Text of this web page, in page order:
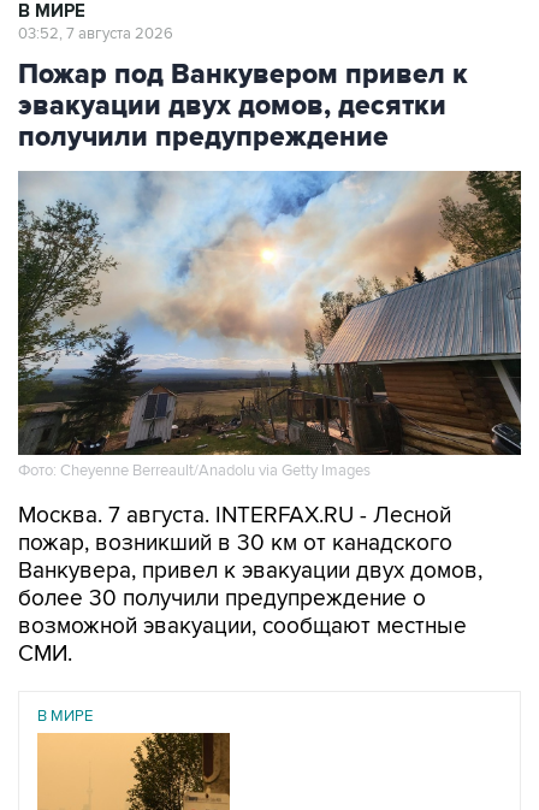
В МИРЕ
03:52, 7 августа 2026
Пожар под Ванкувером привел к
эвакуации двух домов, десятки
получили предупреждение
Фото: Cheyenne Berreault/Anadolu via Getty Images
Москва. 7 августа. INTERFAX.RU - Лесной
пожар, возникший в 30 км от канадского
Ванкувера, привел к эвакуации двух домов,
более 30 получили предупреждение о
возможной эвакуации, сообщают местные
СМИ.
В МИРЕ